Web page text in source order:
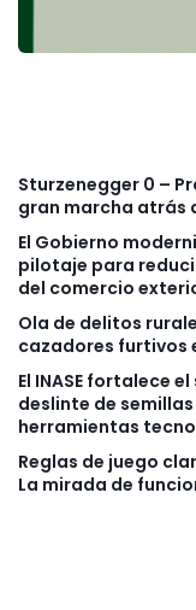
Sturzenegger 0 –
gran marcha atrás
El Gobierno
pilotaje para
del comercio
Ola de delitos
cazadores furtivos
El INASE fortalece
deslinte de
herramientas
Reglas de juego
La mirada de